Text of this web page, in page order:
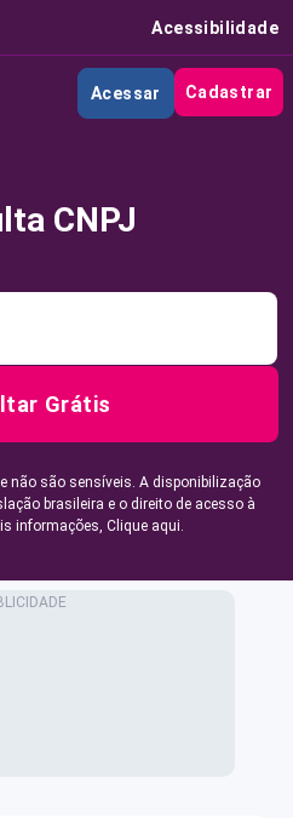
Acessibilidade
Acessar Cadastrar
CNPJ
Grátis
não são sensíveis. A disponibilização
brasileira e o direito de acesso à
informações, Clique aqui.